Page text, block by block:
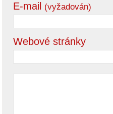
E-mail (vyžadován)
Webové stránky